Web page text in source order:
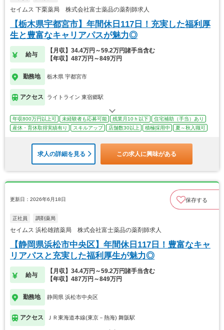
セイムス 下栗薬局 株式会社富士薬品の薬剤師求人
【栃木県宇都宮市】年間休日117日！充実した福利厚
生と豊富なキャリアパスが魅力◎
給与
【月収】34.4万円～59.2万円諸手当含む
【年収】487万円～849万円
勤務地 栃木県 宇都宮市
アクセス ライトライン 東宿郷駅
年収800万円以上可 未経験者も応募可能 残業月10ｈ以下
住宅補助（手当）あり
産休・育休取得実績有り
スキルアップ 店舗数30以上 積極採用中 夏～秋入職可
求人の詳細を見る この求人に興味がある
更新日：2026年6月18日 保存する
正社員 調剤薬局
セイムス 浜松雄踏薬局 株式会社富士薬品の薬剤師求人
【静岡県浜松市中央区】年間休日117日！豊富なキャ
リアパスと充実した福利厚生が魅力◎
給与
【月収】34.4万円～59.2万円諸手当含む
【年収】487万円～849万円
勤務地 静岡県 浜松市中央区
アクセス ＪＲ東海道本線(東京－熱海) 舞阪駅